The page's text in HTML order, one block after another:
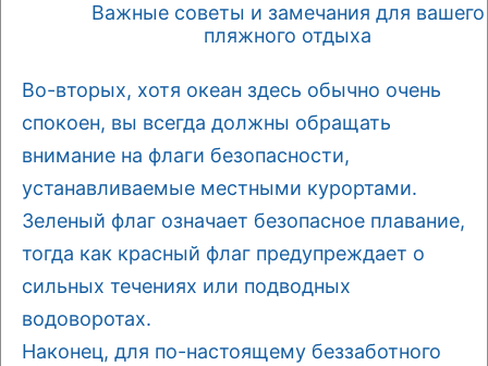
Важные советы и замечания для вашего
пляжного отдыха
Во-вторых, хотя океан здесь обычно очень
спокоен, вы всегда должны обращать
внимание на флаги безопасности,
устанавливаемые местными курортами.
Зеленый флаг означает безопасное плавание,
тогда как красный флаг предупреждает о
сильных течениях или подводных
водоворотах.
Наконец, для по-настоящему беззаботного